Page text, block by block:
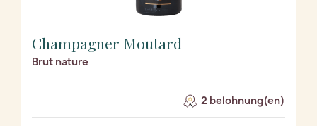
Champagner Moutard
Brut nature
2 belohnung(en)